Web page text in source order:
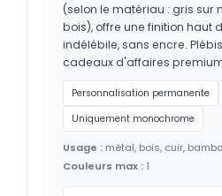
(selon le matériau : gris sur
bois), offre une finition haut
indélébile, sans encre.
cadeaux d'affaires
Personnalisation permanente
Uniquement monochrome
Usage : métal, bois, cuir,
Couleurs max : 1